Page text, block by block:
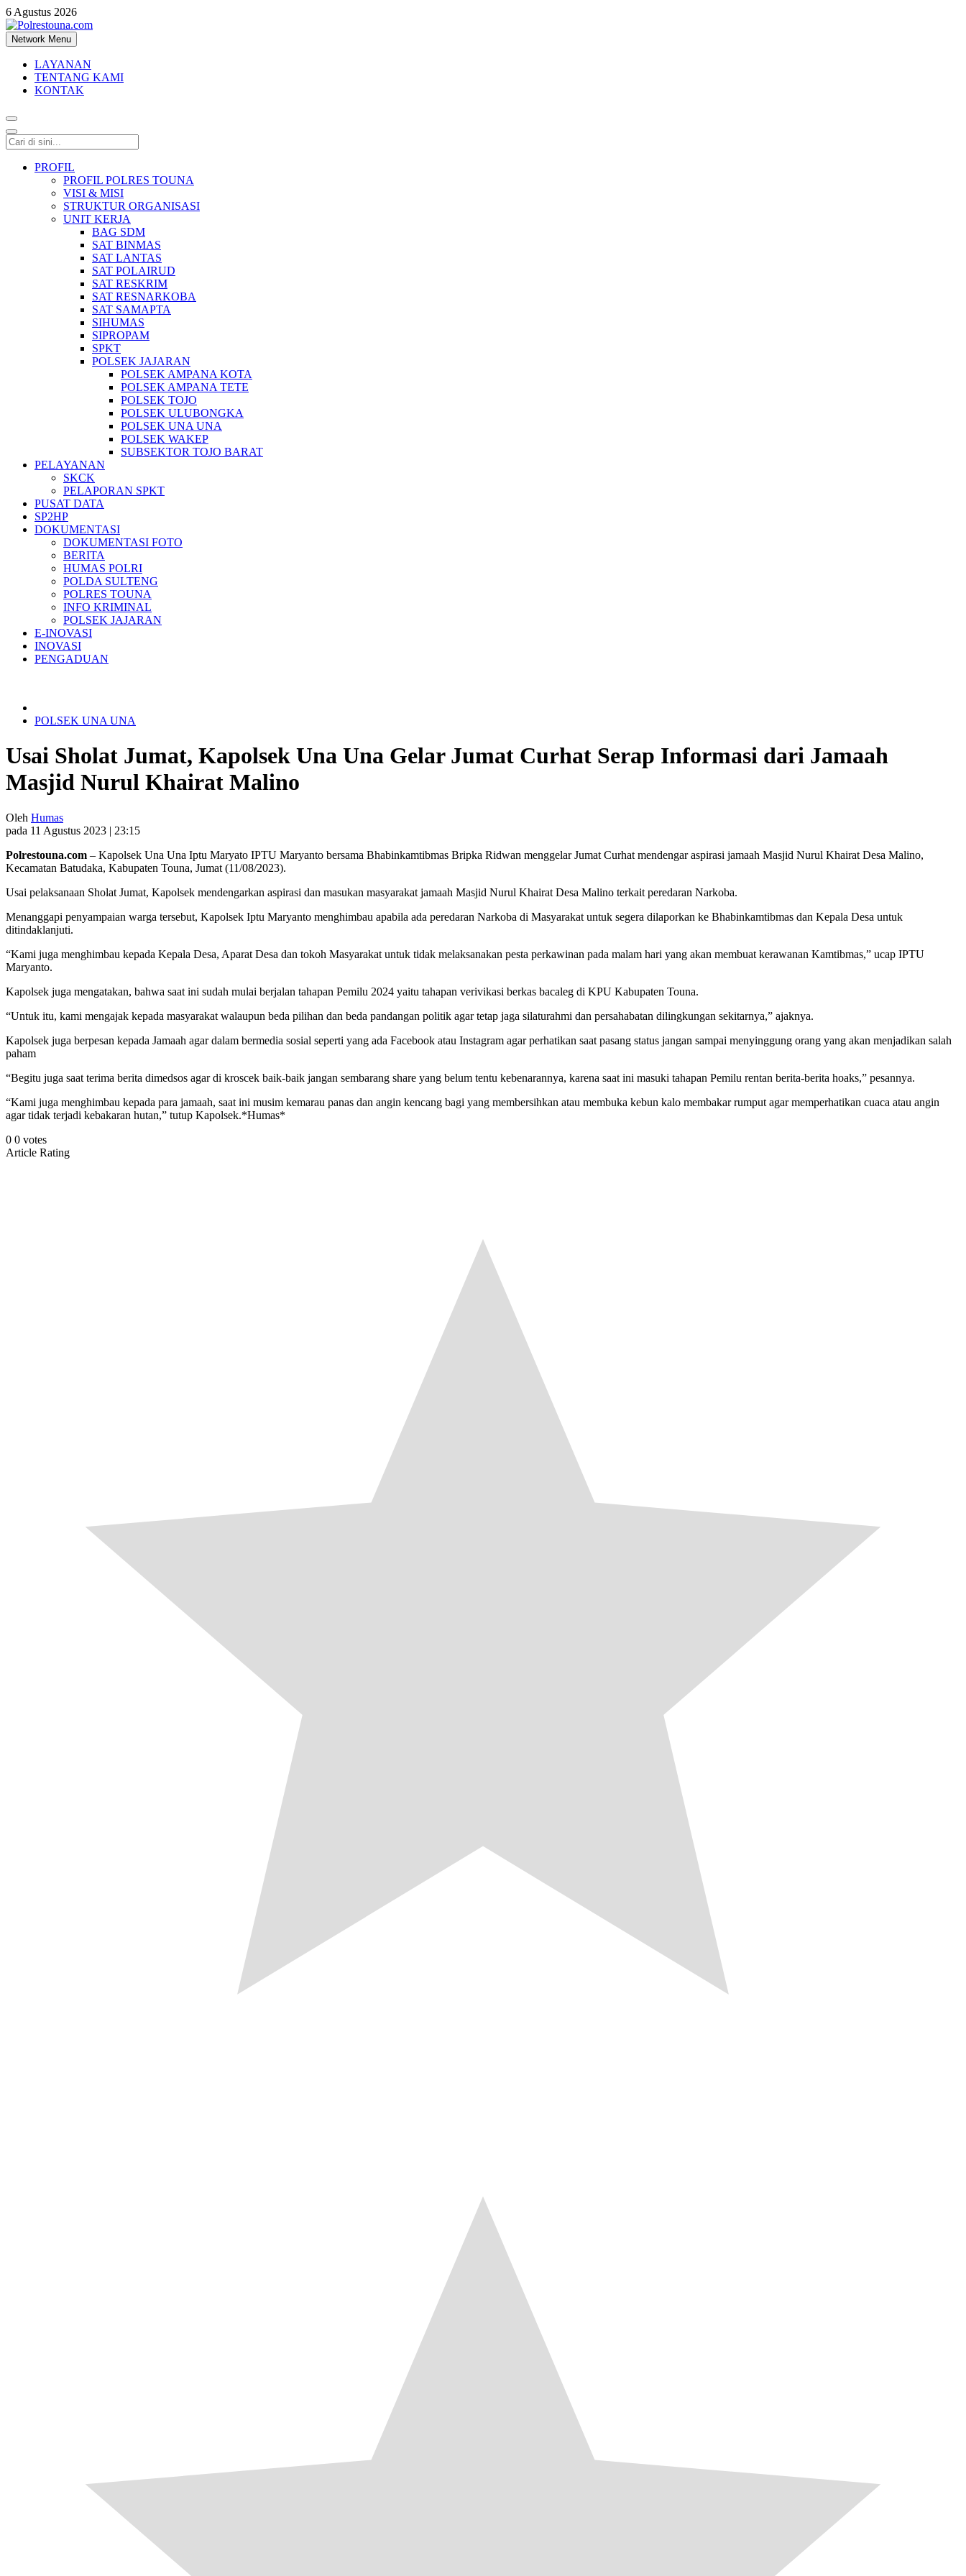
6 Agustus 2026
Polrestouna.com
Informasi Layanan Publik
Network Menu
LAYANAN
TENTANG KAMI
KONTAK
PROFIL
PROFIL POLRES TOUNA
VISI & MISI
STRUKTUR ORGANISASI
UNIT KERJA
BAG SDM
SAT BINMAS
SAT LANTAS
SAT POLAIRUD
SAT RESKRIM
SAT RESNARKOBA
SAT SAMAPTA
SIHUMAS
SIPROPAM
SPKT
POLSEK JAJARAN
POLSEK AMPANA KOTA
POLSEK AMPANA TETE
POLSEK TOJO
POLSEK ULUBONGKA
POLSEK UNA UNA
POLSEK WAKEP
SUBSEKTOR TOJO BARAT
PELAYANAN
SKCK
PELAPORAN SPKT
PUSAT DATA
SP2HP
DOKUMENTASI
DOKUMENTASI FOTO
BERITA
HUMAS POLRI
POLDA SULTENG
POLRES TOUNA
INFO KRIMINAL
POLSEK JAJARAN
E-INOVASI
INOVASI
PENGADUAN
POLSEK UNA UNA
Usai Sholat Jumat, Kapolsek Una Una Gelar Jumat Curhat Serap Informasi dari Jamaah
Masjid Nurul Khairat Malino
Oleh Humas
pada 11 Agustus 2023 | 23:15
Polrestouna.com – Kapolsek Una Una Iptu Maryato IPTU Maryanto bersama Bhabinkamtibmas Bripka Ridwan menggelar Jumat Curhat mendengar aspirasi jamaah Masjid Nurul Khairat Desa Malino,
Kecamatan Batudaka, Kabupaten Touna, Jumat (11/08/2023).
Usai pelaksanaan Sholat Jumat, Kapolsek mendengarkan aspirasi dan masukan masyarakat jamaah Masjid Nurul Khairat Desa Malino terkait peredaran Narkoba.
Menanggapi penyampaian warga tersebut, Kapolsek Iptu Maryanto menghimbau apabila ada peredaran Narkoba di Masyarakat untuk segera dilaporkan ke Bhabinkamtibmas dan Kepala Desa untuk
ditindaklanjuti.
“Kami juga menghimbau kepada Kepala Desa, Aparat Desa dan tokoh Masyarakat untuk tidak melaksanakan pesta perkawinan pada malam hari yang akan membuat kerawanan Kamtibmas,” ucap IPTU
Maryanto.
Kapolsek juga mengatakan, bahwa saat ini sudah mulai berjalan tahapan Pemilu 2024 yaitu tahapan verivikasi berkas bacaleg di KPU Kabupaten Touna.
“Untuk itu, kami mengajak kepada masyarakat walaupun beda pilihan dan beda pandangan politik agar tetap jaga silaturahmi dan persahabatan dilingkungan sekitarnya,” ajaknya.
Kapolsek juga berpesan kepada Jamaah agar dalam bermedia sosial seperti yang ada Facebook atau Instagram agar perhatikan saat pasang status jangan sampai menyinggung orang yang akan menjadikan salah
paham
“Begitu juga saat terima berita dimedsos agar di kroscek baik-baik jangan sembarang share yang belum tentu kebenarannya, karena saat ini masuki tahapan Pemilu rentan berita-berita hoaks,” pesannya.
“Kami juga menghimbau kepada para jamaah, saat ini musim kemarau panas dan angin kencang bagi yang membersihkan atau membuka kebun kalo membakar rumput agar memperhatikan cuaca atau angin
agar tidak terjadi kebakaran hutan,” tutup Kapolsek.*Humas*
0 0 votes
Article Rating